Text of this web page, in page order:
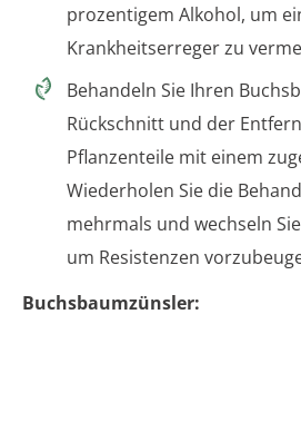
prozentigem Alkohol, um
Krankheitserreger zu
Behandeln Sie Ihren
Rückschnitt und der
Pflanzenteile mit einem
Wiederholen Sie die
mehrmals und wechseln
um Resistenzen
Buchsbaumzünsler: